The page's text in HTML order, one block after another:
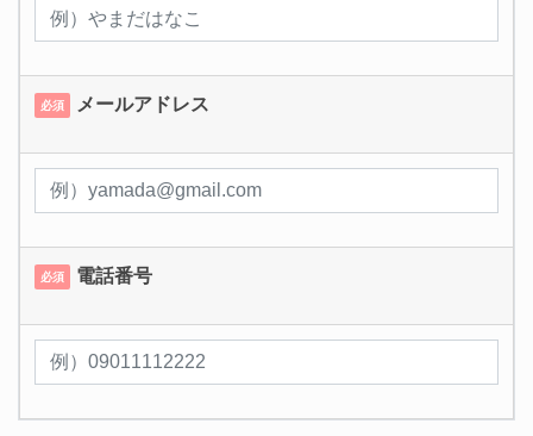
必須 メールアドレス
必須 電話番号